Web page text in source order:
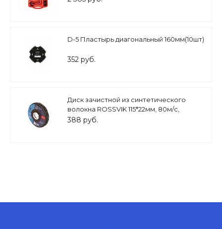
D-5 Пластырь диагональный 160мм(10шт)
352 руб.
Диск зачистной из синтетического
волокна ROSSVIK 115*22мм, 80м/с,
12250об/мин,карбид кремния
388 руб.